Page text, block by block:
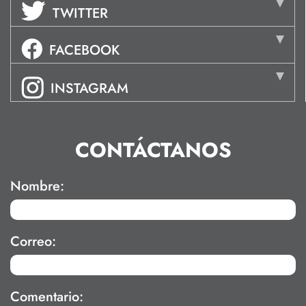
TWITTER
FACEBOOK
INSTAGRAM
CONTÁCTANOS
Nombre:
Correo:
Comentario: